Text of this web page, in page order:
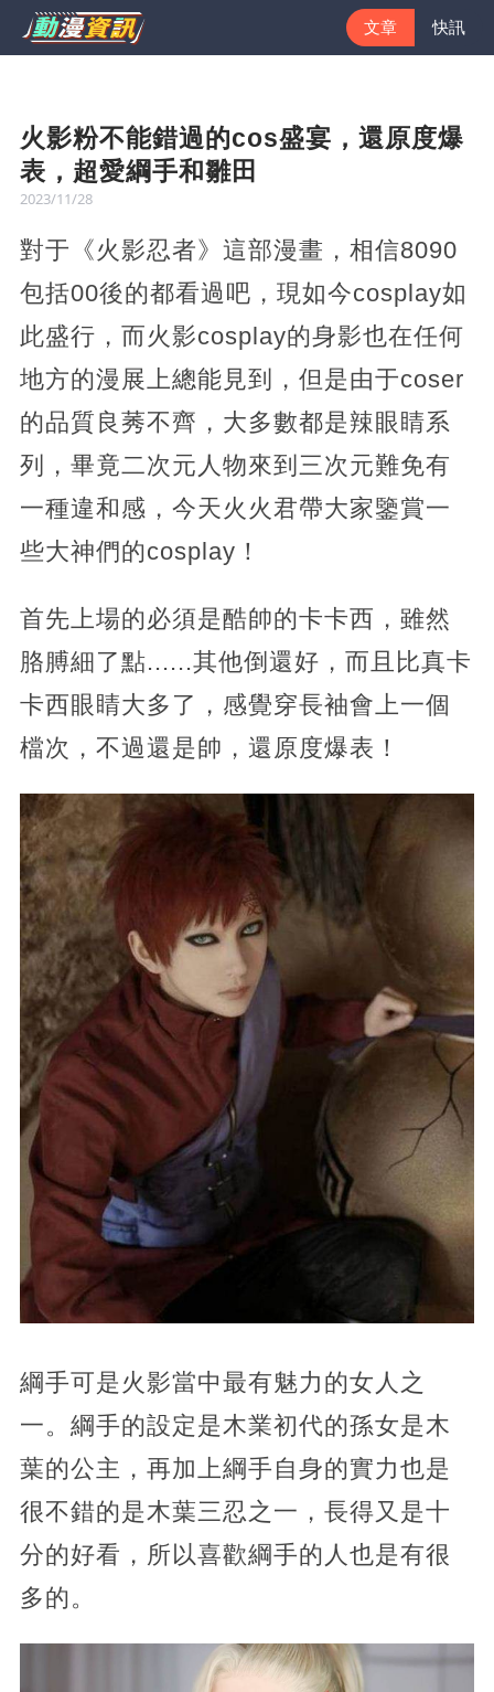
文章 快訊
火影粉不能錯過的cos盛宴，還原度爆
表，超愛綱手和雛田
2023/11/28
對于《火影忍者》這部漫畫，相信8090
包括00後的都看過吧，現如今cosplay如
此盛行，而火影cosplay的身影也在任何
地方的漫展上總能見到，但是由于coser
的品質良莠不齊，大多數都是辣眼睛系
列，畢竟二次元人物來到三次元難免有
一種違和感，今天火火君帶大家鑒賞一
些大神們的cosplay！
首先上場的必須是酷帥的卡卡西，雖然
胳膊細了點......其他倒還好，而且比真卡
卡西眼睛大多了，感覺穿長袖會上一個
檔次，不過還是帥，還原度爆表！
綱手可是火影當中最有魅力的女人之
一。綱手的設定是木業初代的孫女是木
葉的公主，再加上綱手自身的實力也是
很不錯的是木葉三忍之一，長得又是十
分的好看，所以喜歡綱手的人也是有很
多的。